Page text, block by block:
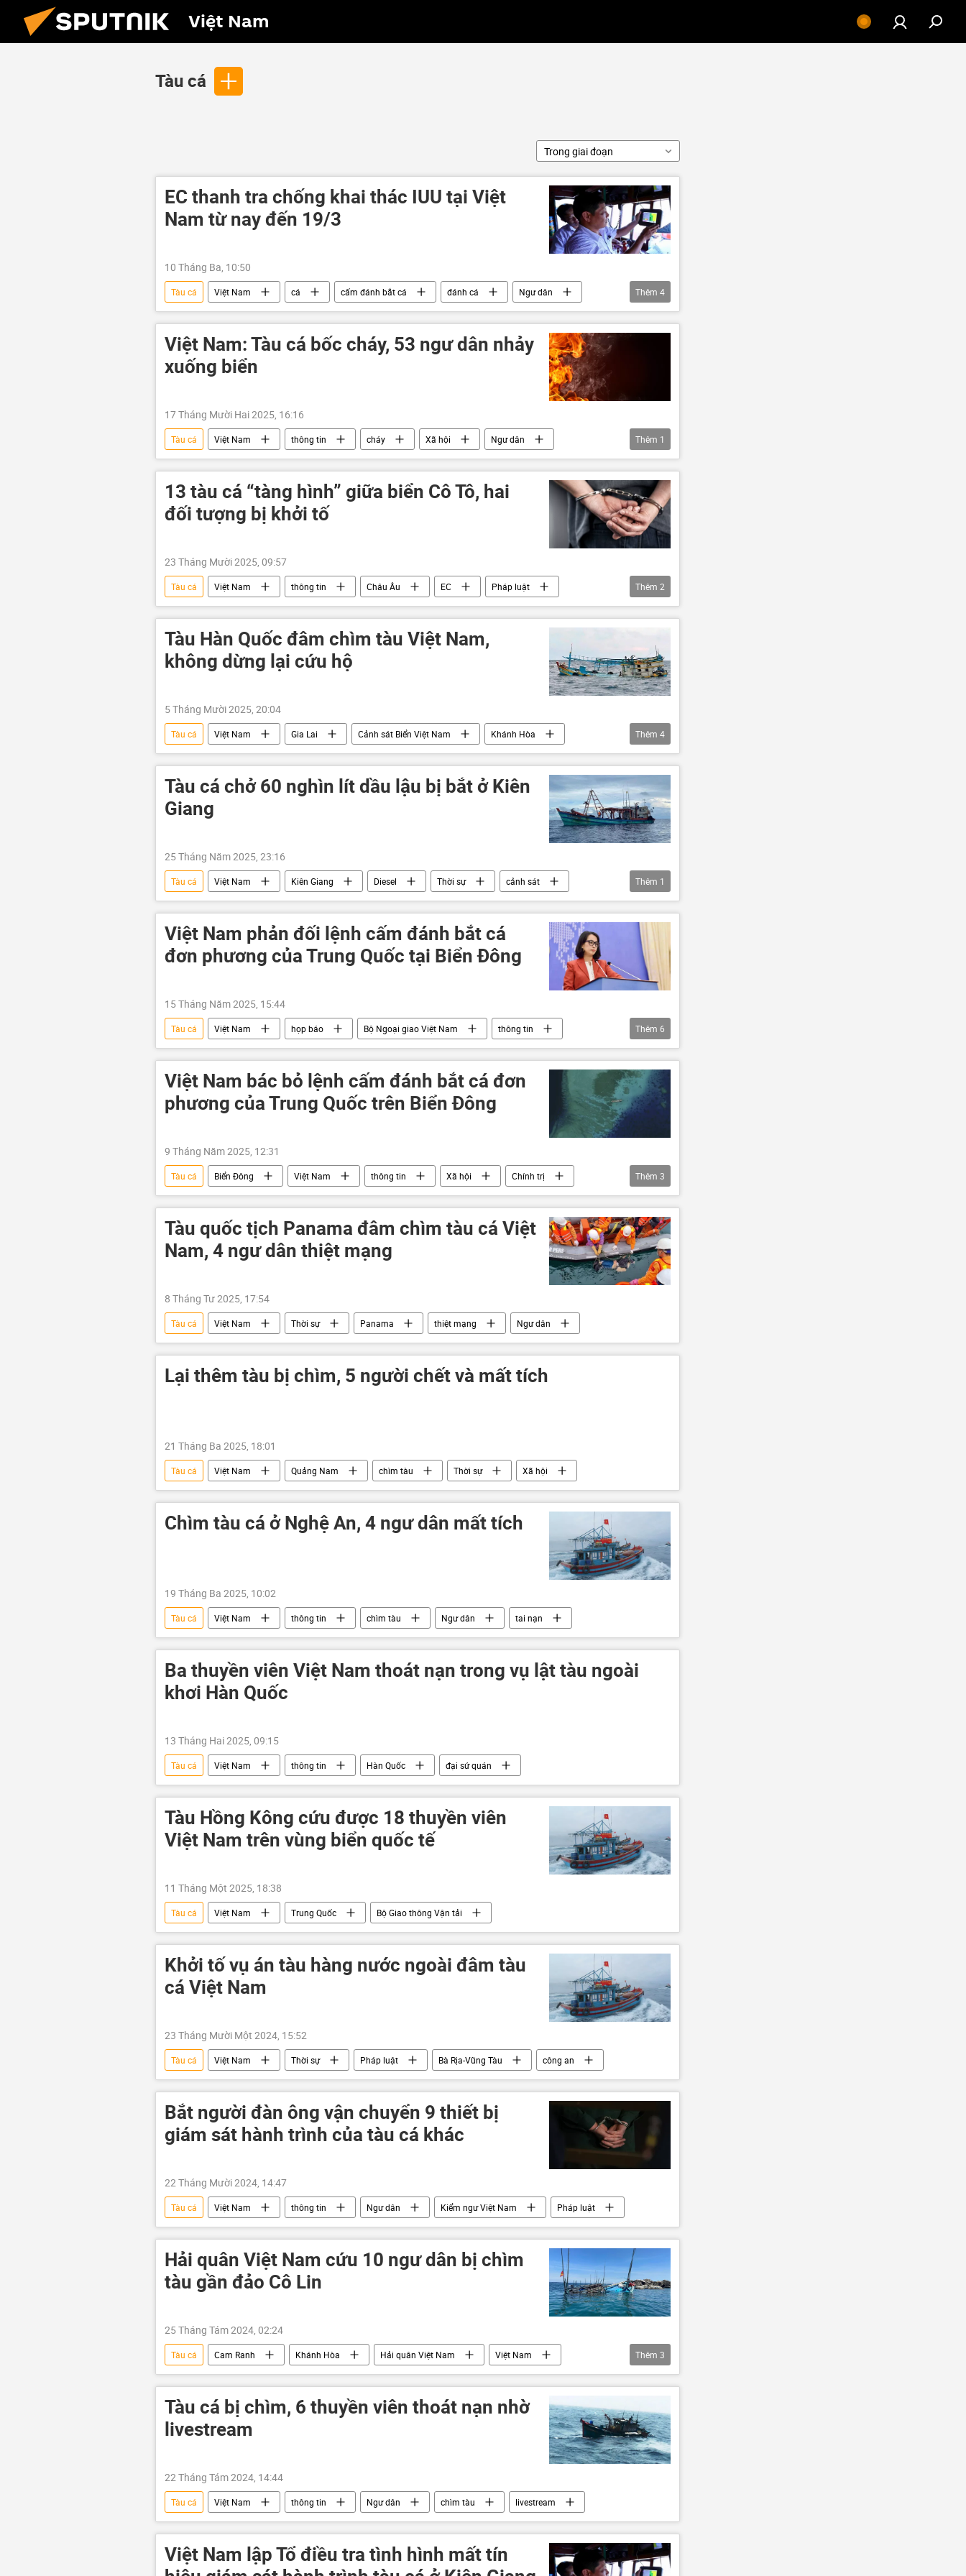
Việt Nam
Tàu cá
Trong giai đoạn
EC thanh tra chống khai thác IUU tại Việt
Nam từ nay đến 19/3
10 Tháng Ba, 10:50
Tàu cá Việt Nam cá cấm đánh bắt cá đánh cá
Ngư dân
Kiểm ngư Việt Nam
tàu kiểm ngư Bộ Nông nghiệp Việt Nam EC
Thêm 4
Việt Nam: Tàu cá bốc cháy, 53 ngư dân nhảy
xuống biển
17 Tháng Mười Hai 2025, 16:16
Tàu cá Việt Nam thông tin cháy Xã hội
Ngư dân
Đà Nẵng
chìm tàu
Thêm 1
13 tàu cá “tàng hình” giữa biển Cô Tô, hai
đối tượng bị khởi tố
23 Tháng Mười 2025, 09:57
Tàu cá Việt Nam thông tin Châu Âu EC
Pháp luật
Quảng Ninh
vi phạm
Thêm 2
Tàu Hàn Quốc đâm chìm tàu Việt Nam,
không dừng lại cứu hộ
5 Tháng Mười 2025, 20:04
Tàu cá Việt Nam Gia Lai Cảnh sát Biển Việt Nam
Khánh Hòa
Hàn Quốc
thông tin Thế giới tai nạn
Thêm 4
Tàu cá chở 60 nghìn lít dầu lậu bị bắt ở Kiên
Giang
25 Tháng Năm 2025, 23:16
Tàu cá Việt Nam Kiên Giang Diesel Thời sự
cảnh sát
Cảnh sát Biển Việt Nam
Thêm 1
Việt Nam phản đối lệnh cấm đánh bắt cá
đơn phương của Trung Quốc tại Biển Đông
15 Tháng Năm 2025, 15:44
Tàu cá Việt Nam họp báo Bộ Ngoại giao Việt Nam
thông tin
Biển Đông
Trung Quốc Ngư dân Biển Hoa Đông
biển đảo
Vấn đề biển đảo
Thêm 6
Việt Nam bác bỏ lệnh cấm đánh bắt cá đơn
phương của Trung Quốc trên Biển Đông
9 Tháng Năm 2025, 12:31
Tàu cá Biển Đông Việt Nam thông tin Xã hội
Chính trị
Trung Quốc
cấm đánh bắt cá thủy sản
Thêm 3
Tàu quốc tịch Panama đâm chìm tàu cá Việt
Nam, 4 ngư dân thiệt mạng
8 Tháng Tư 2025, 17:54
Tàu cá Việt Nam Thời sự Panama thiệt mạng Ngư dân
Lại thêm tàu bị chìm, 5 người chết và mất tích
21 Tháng Ba 2025, 18:01
Tàu cá Việt Nam Quảng Nam chìm tàu Thời sự Xã hội
Chìm tàu cá ở Nghệ An, 4 ngư dân mất tích
19 Tháng Ba 2025, 10:02
Tàu cá Việt Nam thông tin chìm tàu Ngư dân tai nạn
Ba thuyền viên Việt Nam thoát nạn trong vụ lật tàu ngoài
khơi Hàn Quốc
13 Tháng Hai 2025, 09:15
Tàu cá Việt Nam thông tin Hàn Quốc đại sứ quán
Tàu Hồng Kông cứu được 18 thuyền viên
Việt Nam trên vùng biển quốc tế
11 Tháng Một 2025, 18:38
Tàu cá Việt Nam Trung Quốc Bộ Giao thông Vận tải
Khởi tố vụ án tàu hàng nước ngoài đâm tàu
cá Việt Nam
23 Tháng Mười Một 2024, 15:52
Tàu cá Việt Nam Thời sự Pháp luật Bà Rịa-Vũng Tàu công an
Bắt người đàn ông vận chuyển 9 thiết bị
giám sát hành trình của tàu cá khác
22 Tháng Mười 2024, 14:47
Tàu cá Việt Nam thông tin Ngư dân Kiểm ngư Việt Nam Pháp luật
Hải quân Việt Nam cứu 10 ngư dân bị chìm
tàu gần đảo Cô Lin
25 Tháng Tám 2024, 02:24
Tàu cá Cam Ranh Khánh Hòa Hải quân Việt Nam
Việt Nam
thông tin
chìm tàu Ngư dân
Thêm 3
Tàu cá bị chìm, 6 thuyền viên thoát nạn nhờ
livestream
22 Tháng Tám 2024, 14:44
Tàu cá Việt Nam thông tin Ngư dân chìm tàu livestream
Việt Nam lập Tổ điều tra tình hình mất tín